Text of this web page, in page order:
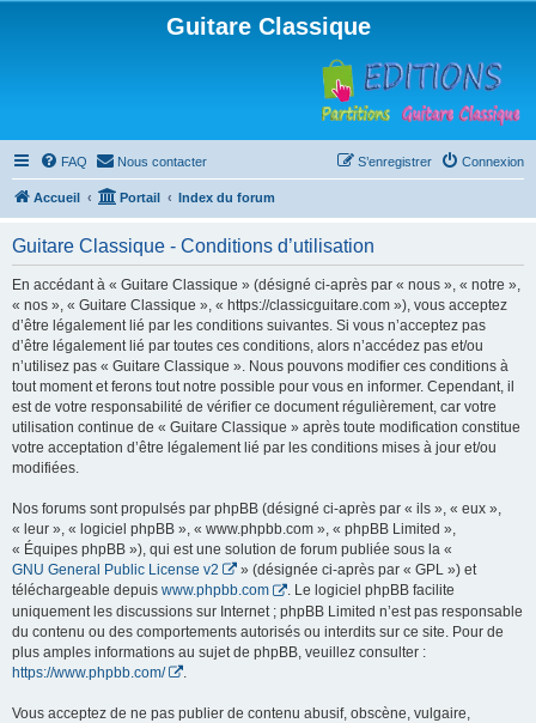
Guitare Classique
FAQ Nous contacter Connexion
S’enregistrer
Accueil Portail Index du forum
Guitare Classique - Conditions d’utilisation
En accédant à « Guitare Classique » (désigné ci-après par « nous », « notre »,
« nos », « Guitare Classique », « https://classicguitare.com »), vous acceptez
d’être légalement lié par les conditions suivantes. Si vous n’acceptez pas
d’être légalement lié par toutes ces conditions, alors n’accédez pas et/ou
n’utilisez pas « Guitare Classique ». Nous pouvons modifier ces conditions à
tout moment et ferons tout notre possible pour vous en informer. Cependant, il
est de votre responsabilité de vérifier ce document régulièrement, car votre
utilisation continue de « Guitare Classique » après toute modification constitue
votre acceptation d’être légalement lié par les conditions mises à jour et/ou
modifiées.
Nos forums sont propulsés par phpBB (désigné ci-après par « ils », « eux »,
« leur », « logiciel phpBB », « www.phpbb.com », « phpBB Limited »,
« Équipes phpBB »), qui est une solution de forum publiée sous la «
GNU General Public License v2
» (désignée ci-après par « GPL ») et
téléchargeable depuis www.phpbb.com
. Le logiciel phpBB facilite
uniquement les discussions sur Internet ; phpBB Limited n’est pas responsable
du contenu ou des comportements autorisés ou interdits sur ce site. Pour de
plus amples informations au sujet de phpBB, veuillez consulter :
https://www.phpbb.com/
Vous acceptez de ne pas publier de contenu abusif, obscène, vulgaire,